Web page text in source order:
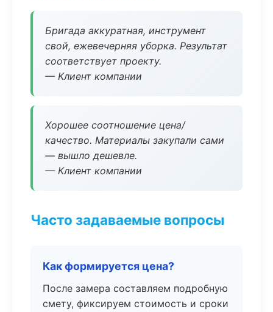
Бригада аккуратная, инструмент
свой, ежевечерняя уборка. Результат
соответствует проекту.
— Клиент компании
Хорошее соотношение цена/
качество. Материалы закупали сами
— вышло дешевле.
— Клиент компании
Часто задаваемые вопросы
Как формируется цена?
После замера составляем подробную
смету, фиксируем стоимость и сроки